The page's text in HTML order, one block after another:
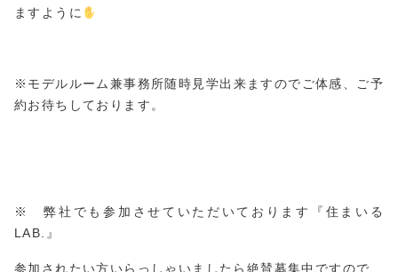
ますように
※モデルルーム兼事務所随時見学出来ますのでご体感、ご予
約お待ちしております。
※ 弊社でも参加させていただいております『住まいる
LAB.』
参加されたい方いらっしゃいましたら絶賛募集中ですので